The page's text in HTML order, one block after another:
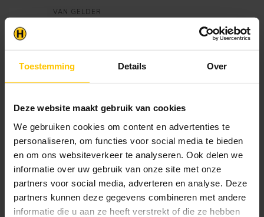
Toestemming Details Over
Deze website maakt gebruik van cookies
We gebruiken cookies om content en advertenties te
personaliseren, om functies voor social media te bieden
en om ons websiteverkeer te analyseren. Ook delen we
informatie over uw gebruik van onze site met onze
partners voor social media, adverteren en analyse. Deze
partners kunnen deze gegevens combineren met andere
informatie die u aan ze heeft verstrekt of die ze hebben
VAN GELDER
€23,50
Heb je een vraag? Stel je vraag via onze chat,
contact op met deklantenservice. Wij helpen u
graag verder met het samenstellen van uw
bestelling.
Afhalen en zeker weten dan uw
producten aanwezig zijn?:
1.Voeg alle gewenste producten toe in de
winkelwagen.